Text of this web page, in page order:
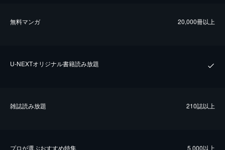
無料マンガ 20,000冊以上
U-NEXTオリジナル書籍読み放題
雑誌読み放題 210誌以上
プロが選ぶおすすめ特集 5,000以上